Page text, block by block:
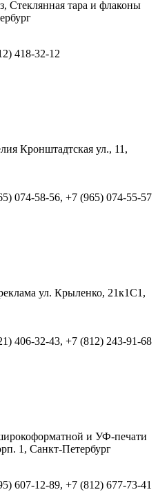
Стеклянная тара и флаконы
418-32-12
Кронштадтская ул., 11,
074-58-56, +7 (965) 074-55-57
ул. Крыленко, 21к1С1,
406-32-43, +7 (812) 243-91-68
и УФ-печати
1, Санкт-Петербург
607-12-89, +7 (812) 677-73-41